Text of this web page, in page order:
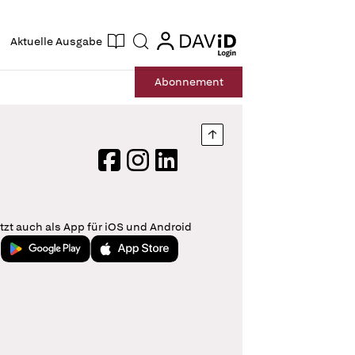
Aktuelle Ausgabe Suche login
login
Abonnement
Nach oben springen
FacebookInstagram
LinkedIn
auch als App für iOS und Android
Jetzt bei Google PlayLaden im App Store